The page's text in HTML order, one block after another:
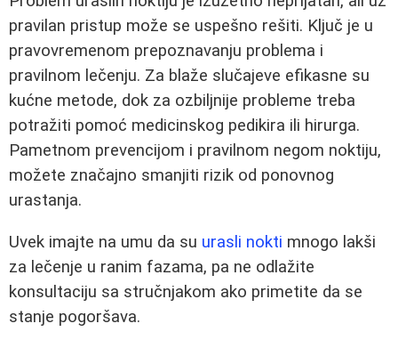
pravilan pristup može se uspešno rešiti. Ključ je u
pravovremenom prepoznavanju problema i
pravilnom lečenju. Za blaže slučajeve efikasne su
kućne metode, dok za ozbiljnije probleme treba
potražiti pomoć medicinskog pedikira ili hirurga.
Pametnom prevencijom i pravilnom negom noktiju,
možete značajno smanjiti rizik od ponovnog
urastanja.
Uvek imajte na umu da su urasli nokti mnogo lakši
za lečenje u ranim fazama, pa ne odlažite
konsultaciju sa stručnjakom ako primetite da se
stanje pogoršava.